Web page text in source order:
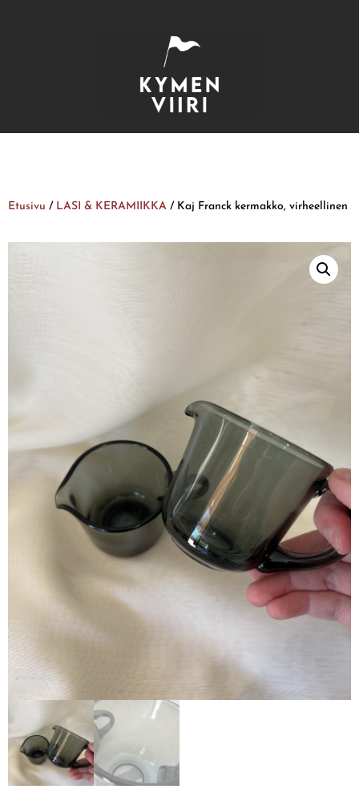
Etusivu / LASI & KERAMIIKKA / Kaj Franck kermakko, virheellinen